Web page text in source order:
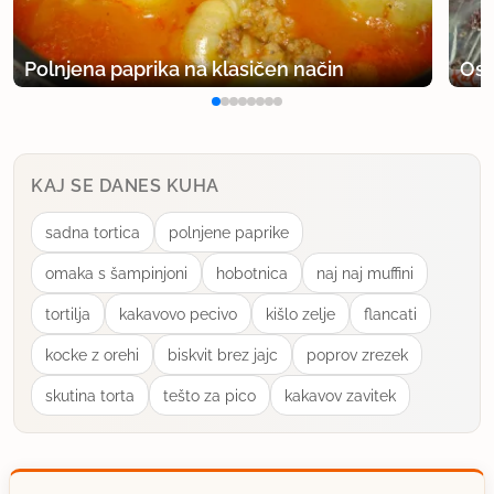
11.6.2011 ob 16:34
uporabno
terika
član od 2009 11 sporočil
1.4.2012 ob 22:07
Zelo okusno!
uporabno
član od 2009 484 sporočil
Polnjena paprika na klasičen način
KAJ SE DANES KUHA
sadna tortica polnjene paprike
omaka s šampinjoni hobotnica naj naj muffini
tortilja kakavovo pecivo kišlo zelje flancati
kocke z orehi biskvit brez jajc poprov zrezek
skutina torta tešto za pico kakavov zavitek